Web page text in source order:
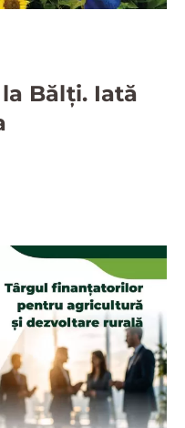
Bălți. Iată